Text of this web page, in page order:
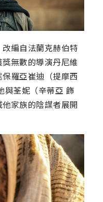
編自法蘭克赫伯特
無數的導演丹尼維
羅亞崔迪（提摩西
與荃妮（辛蒂亞 飾
家族的陰謀者展開